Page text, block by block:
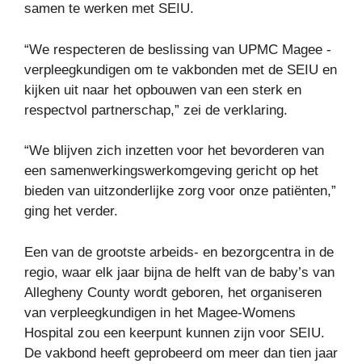
samen te werken met SEIU.
“We respecteren de beslissing van UPMC Magee -
verpleegkundigen om te vakbonden met de SEIU en
kijken uit naar het opbouwen van een sterk en
respectvol partnerschap,” zei de verklaring.
“We blijven zich inzetten voor het bevorderen van
een samenwerkingswerkomgeving gericht op het
bieden van uitzonderlijke zorg voor onze patiënten,”
ging het verder.
Een van de grootste arbeids- en bezorgcentra in de
regio, waar elk jaar bijna de helft van de baby’s van
Allegheny County wordt geboren, het organiseren
van verpleegkundigen in het Magee-Womens
Hospital zou een keerpunt kunnen zijn voor SEIU.
De vakbond heeft geprobeerd om meer dan tien jaar